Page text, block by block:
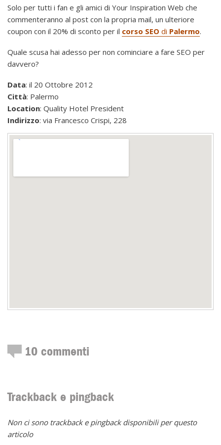
Solo per tutti i fan e gli amici di Your Inspiration Web che
commenteranno al post con la propria mail, un ulteriore
coupon con il 20% di sconto per il corso SEO di Palermo.
Quale scusa hai adesso per non cominciare a fare SEO per
davvero?
Data: il 20 Ottobre 2012
Città: Palermo
Location: Quality Hotel President
Indirizzo: via Francesco Crispi, 228
10 commenti
Trackback e pingback
Non ci sono trackback e pingback disponibili per questo
articolo